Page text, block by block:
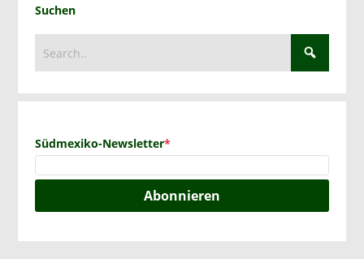
Suchen
Südmexiko-Newsletter*
Abonnieren